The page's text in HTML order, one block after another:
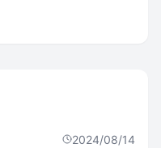
2024/08/14